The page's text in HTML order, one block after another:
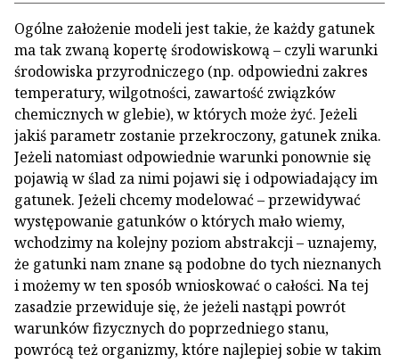
Ogólne założenie modeli jest takie, że każdy gatunek
ma tak zwaną kopertę środowiskową – czyli warunki
środowiska przyrodniczego (np. odpowiedni zakres
temperatury, wilgotności, zawartość związków
chemicznych w glebie), w których może żyć. Jeżeli
jakiś parametr zostanie przekroczony, gatunek znika.
Jeżeli natomiast odpowiednie warunki ponownie się
pojawią w ślad za nimi pojawi się i odpowiadający im
gatunek. Jeżeli chcemy modelować – przewidywać
występowanie gatunków o których mało wiemy,
wchodzimy na kolejny poziom abstrakcji – uznajemy,
że gatunki nam znane są podobne do tych nieznanych
i możemy w ten sposób wnioskować o całości. Na tej
zasadzie przewiduje się, że jeżeli nastąpi powrót
warunków fizycznych do poprzedniego stanu,
powrócą też organizmy, które najlepiej sobie w takim